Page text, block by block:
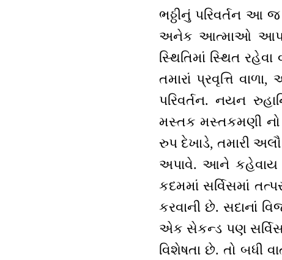
ભઠ્ઠીનું પરિવર્તન આ
અનેક આત્માઓ આપ
સ્થિતિમાં સ્થિત
તમારાં પ્રવૃત્તિ
પરિવર્તન. નયન
મસ્તક મસ્તકમણી નો
રુપ દેખાડે, તમારી
અપાવે. આને કહેવાય
કદમમાં સર્વિસમાં
કરવાની છે. સદાનાં
એક સેકન્ડ પણ
વિશેષતા છે. તો બધી